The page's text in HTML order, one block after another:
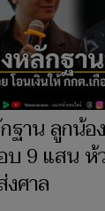
าน ลูกน้อ
บ 9 แสน ห้
งศาล